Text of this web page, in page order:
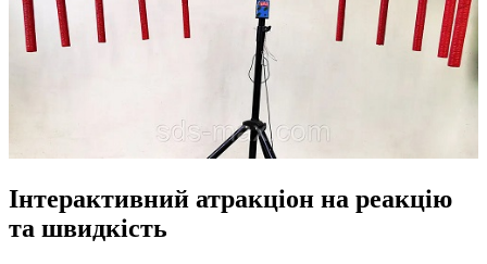
Інтерактивний атракціон на реакцію
та швидкість